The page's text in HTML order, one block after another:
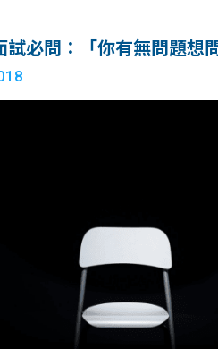
試必問：「你有無問題想問